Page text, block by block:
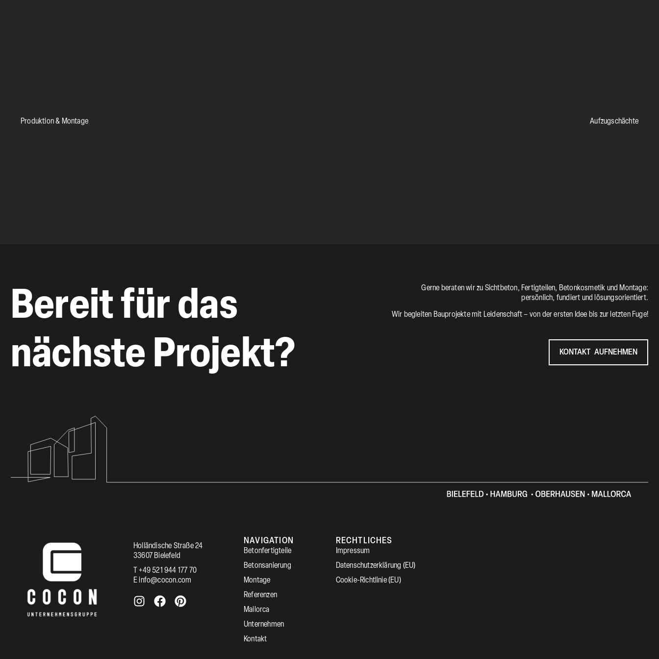
Produktion & Montage Aufzugschächte
Bereit für das
nächste Projekt?
Gerne beraten wir zu Sichtbeton, Fertigteilen, Betonkosmetik und Montage:
persönlich, fundiert und lösungsorientiert.
Wir begleiten Bauprojekte mit Leidenschaft – von der ersten Idee bis zur letzten Fuge!
KONTAKT AUFNEHMEN
Holländische Straße 24
33607 Bielefeld
T +49 521 944 177 70
E info@cocon.com
NAVIGATION
Betonfertigteile
Betonsanierung
Montage
Referenzen
Mallorca
Unternehmen
Kontakt
RECHTLICHES
Impressum
Datenschutzerklärung (EU)
Cookie-Richtlinie (EU)